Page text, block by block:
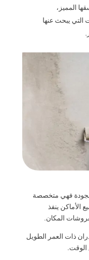
المميز،
التي يبحث عنها
فهي متخصصة
الأماكن ينفذ
المكان.
ذات العمر الطويل
الوقت.